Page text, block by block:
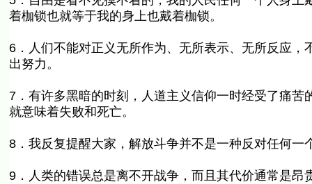
着枷锁也就等于我的身上也戴着枷锁。
6．人们不能对正义无所作为、无所表示、无所反应
出努力。
7．有许多黑暗的时刻，人道主义信仰一时经受了痛
就意味着失败和死亡。
8．我反复提醒大家，解放斗争并不是一种反对任何
9．人类的错误总是离不开战争，而且其代价通常是